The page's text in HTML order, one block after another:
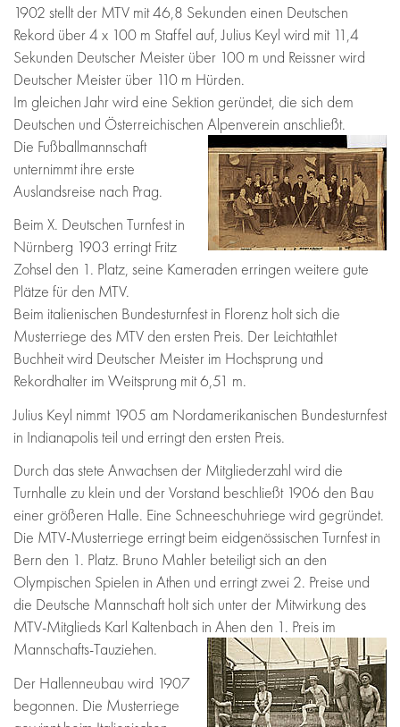
1902 stellt der MTV mit 46,8 Sekunden einen Deutschen
Rekord über 4 x 100 m Staffel auf, Julius Keyl wird mit 11,4
Sekunden Deutscher Meister über 100 m und Reissner wird
Deutscher Meister über 110 m Hürden.
Im gleichen Jahr wird eine Sektion geründet, die sich dem
Deutschen und Österreichischen Alpenverein anschließt.
Die Fußballmannschaft
unternimmt ihre erste
Auslandsreise nach Prag.
Beim X. Deutschen Turnfest in
Nürnberg 1903 erringt Fritz
Zohsel den 1. Platz, seine Kameraden erringen weitere gute
Plätze für den MTV.
Beim italienischen Bundesturnfest in Florenz holt sich die
Musterriege des MTV den ersten Preis. Der Leichtathlet
Buchheit wird Deutscher Meister im Hochsprung und
Rekordhalter im Weitsprung mit 6,51 m.
Julius Keyl nimmt 1905 am Nordamerikanischen Bundesturnfest
in Indianapolis teil und erringt den ersten Preis.
Durch das stete Anwachsen der Mitgliederzahl wird die
Turnhalle zu klein und der Vorstand beschließt 1906 den Bau
einer größeren Halle. Eine Schneeschuhriege wird gegründet.
Die MTV-Musterriege erringt beim eidgenössischen Turnfest in
Bern den 1. Platz. Bruno Mahler beteiligt sich an den
Olympischen Spielen in Athen und erringt zwei 2. Preise und
die Deutsche Mannschaft holt sich unter der Mitwirkung des
MTV-Mitglieds Karl Kaltenbach in Ahen den 1. Preis im
Mannschafts-Tauziehen.
Der Hallenneubau wird 1907
begonnen. Die Musterriege